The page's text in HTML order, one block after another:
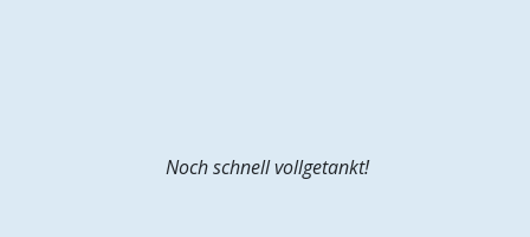
Noch schnell vollgetankt!